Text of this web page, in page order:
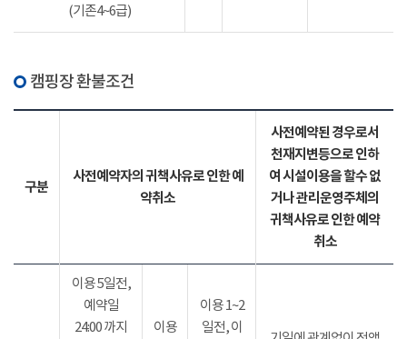
(기존4~6급)
캠핑장 환불조건
구분
사전예약자의 귀책사유로 인한 예
약취소
사전예약된 경우로서
천재지변등으로 인하
여 시설이용을 할수 없
거나 관리운영주체의
귀책사유로 인한 예약
취소
이용 5일전,
예약일
24:00 까지
이용
이용 1~2
일전, 이